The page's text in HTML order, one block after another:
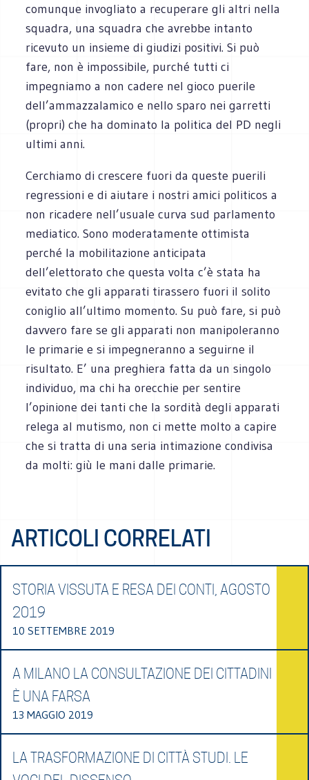
comunque invogliato a recuperare gli altri nella
squadra, una squadra che avrebbe intanto
ricevuto un insieme di giudizi positivi. Si può
fare, non è impossibile, purché tutti ci
impegniamo a non cadere nel gioco puerile
dell’ammazzalamico e nello sparo nei garretti
(propri) che ha dominato la politica del PD negli
ultimi anni.
Cerchiamo di crescere fuori da queste puerili
regressioni e di aiutare i nostri amici politicos a
non ricadere nell’usuale curva sud parlamento
mediatico. Sono moderatamente ottimista
perché la mobilitazione anticipata
dell’elettorato che questa volta c’è stata ha
evitato che gli apparati tirassero fuori il solito
coniglio all’ultimo momento. Su può fare, si può
davvero fare se gli apparati non manipoleranno
le primarie e si impegneranno a seguirne il
risultato. E’ una preghiera fatta da un singolo
individuo, ma chi ha orecchie per sentire
l’opinione dei tanti che la sordità degli apparati
relega al mutismo, non ci mette molto a capire
che si tratta di una seria intimazione condivisa
da molti: giù le mani dalle primarie.
ARTICOLI CORRELATI
STORIA VISSUTA E RESA DEI CONTI, AGOSTO
2019
10 SETTEMBRE 2019
A MILANO LA CONSULTAZIONE DEI CITTADINI
È UNA FARSA
13 MAGGIO 2019
LA TRASFORMAZIONE DI CITTÀ STUDI. LE